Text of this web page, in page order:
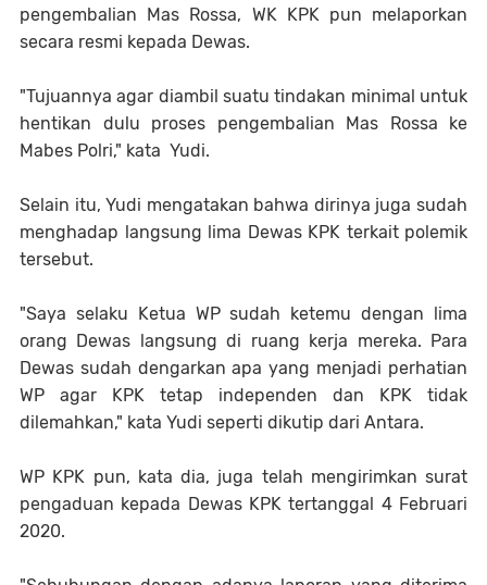
pengembalian Mas Rossa, WK KPK pun melaporkan
secara resmi kepada Dewas.
"Tujuannya agar diambil suatu tindakan minimal untuk
hentikan dulu proses pengembalian Mas Rossa ke
Mabes Polri," kata Yudi.
Selain itu, Yudi mengatakan bahwa dirinya juga sudah
menghadap langsung lima Dewas KPK terkait polemik
tersebut.
"Saya selaku Ketua WP sudah ketemu dengan lima
orang Dewas langsung di ruang kerja mereka. Para
Dewas sudah dengarkan apa yang menjadi perhatian
WP agar KPK tetap independen dan KPK tidak
dilemahkan," kata Yudi seperti dikutip dari Antara.
WP KPK pun, kata dia, juga telah mengirimkan surat
pengaduan kepada Dewas KPK tertanggal 4 Februari
2020.